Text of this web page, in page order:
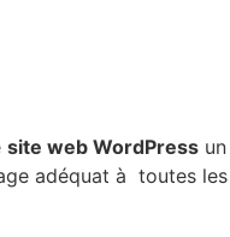
site web WordPress un
adéquat à toutes les